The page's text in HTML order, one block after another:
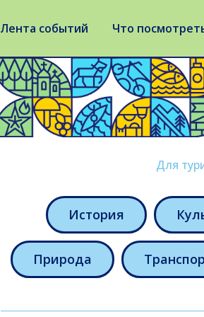
Лента событий Что
Для
История
Природа